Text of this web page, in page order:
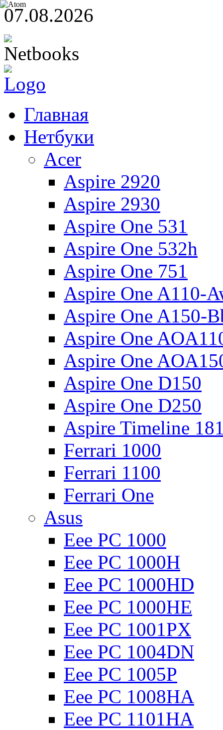
07.08.2026
Главная
Нетбуки
Acer
Aspire 2920
Aspire 2930
Aspire One 531
Aspire One 532h
Aspire One 751
Aspire One A110-
Aspire One A150-
Aspire One
Aspire One
Aspire One D150
Aspire One D250
Aspire Timeline
Ferrari 1000
Ferrari 1100
Ferrari One
Asus
Eee PC 1000
Eee PC 1000H
Eee PC 1000HD
Eee PC 1000HE
Eee PC 1001PX
Eee PC 1004DN
Eee PC 1005P
Eee PC 1008HA
Eee PC 1101HA